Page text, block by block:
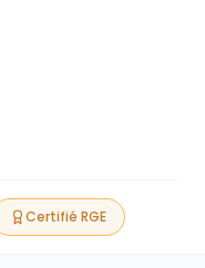
Certifié RGE